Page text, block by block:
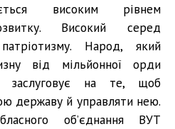
високим рівнем
Високий серед
Народ, який
від мільйонної орди
заслуговує на те, щоб
державу й управляти нею.
об’єднання ВУТ